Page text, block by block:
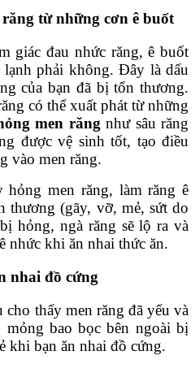
từ những cơn ê buốt
giác đau nhức răng, ê buốt
phải không. Đây là dấu
của bạn đã bị tổn thương.
có thể xuất phát từ những
men răng như sâu răng
được vệ sinh tốt, tạo điều
vào men răng.
men răng, làm răng ê
thương (gãy, vỡ, mẻ, sứt do
hỏng, ngà răng sẽ lộ ra và
nhức khi ăn nhai thức ăn.
nhai đồ cứng
thấy men răng đã yếu và
bao bọc bên ngoài bị
khi bạn ăn nhai đồ cứng.